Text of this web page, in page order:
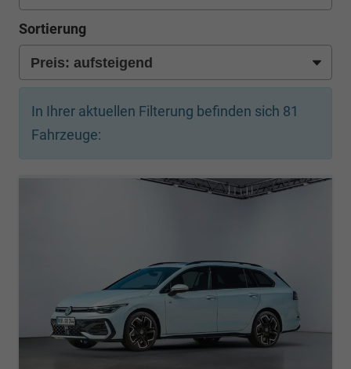
Sortierung
In Ihrer aktuellen Filterung befinden sich 81
Fahrzeuge: